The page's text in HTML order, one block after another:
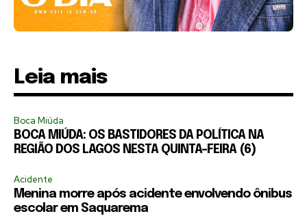
Leia mais
Boca Miúda
BOCA MIÚDA: OS BASTIDORES DA POLÍTICA NA
REGIÃO DOS LAGOS NESTA QUINTA-FEIRA (6)
Acidente
Menina morre após acidente envolvendo ônibus
escolar em Saquarema